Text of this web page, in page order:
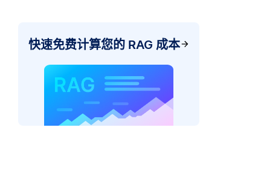
快速免费计算您的 RAG 成本